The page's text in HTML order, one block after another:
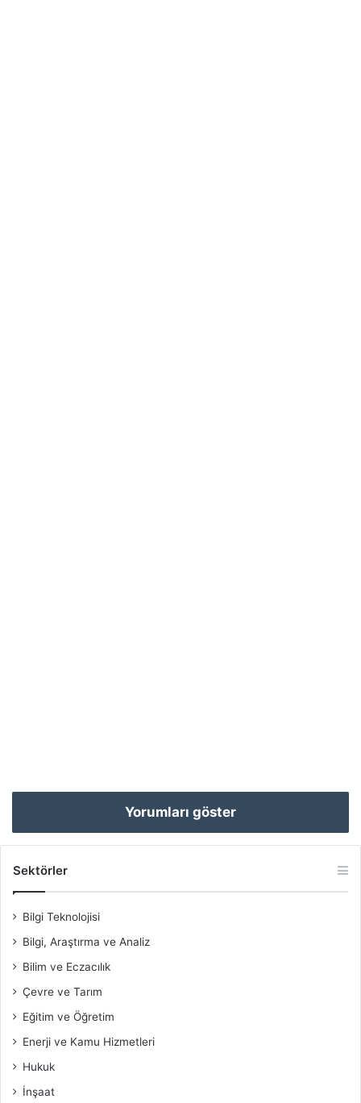
Yorumları göster
Sektörler
Bilgi Teknolojisi
Bilgi, Araştırma ve Analiz
Bilim ve Eczacılık
Çevre ve Tarım
Eğitim ve Öğretim
Enerji ve Kamu Hizmetleri
Hukuk
İnşaat